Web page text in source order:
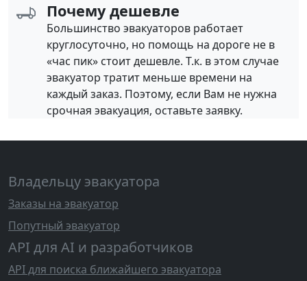
Почему дешевле
Большинство эвакуаторов работает
круглосуточно, но помощь на дороге не в
«час пик» стоит дешевле. Т.к. в этом случае
эвакуатор тратит меньше времени на
каждый заказ. Поэтому, если Вам не нужна
срочная эвакуация, оставьте заявку.
Владельцу эвакуатора
Заказы на эвакуатор
Попутный эвакуатор
API для AI и разработчиков
API для поиска ближайшего эвакуатора